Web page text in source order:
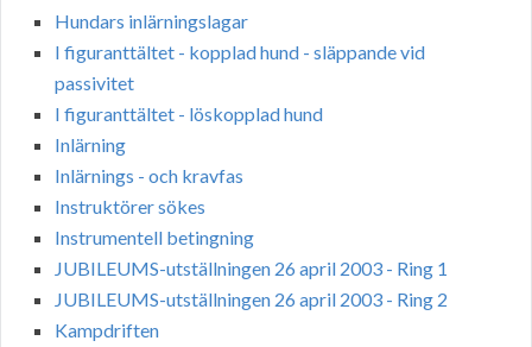
Hundars inlärningslagar
I figuranttältet - kopplad hund - släppande vid
passivitet
I figuranttältet - löskopplad hund
Inlärning
Inlärnings - och kravfas
Instruktörer sökes
Instrumentell betingning
JUBILEUMS-utställningen 26 april 2003 - Ring 1
JUBILEUMS-utställningen 26 april 2003 - Ring 2
Kampdriften